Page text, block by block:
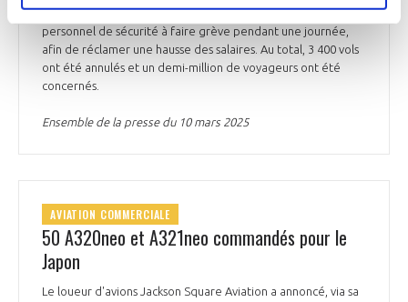
personnel au sol, les manutentionnaires de bagages et le
personnel de sécurité à faire grève pendant une journée,
afin de réclamer une hausse des salaires. Au total, 3 400 vols
ont été annulés et un demi-million de voyageurs ont été
concernés.
Ensemble de la presse du 10 mars 2025
AVIATION COMMERCIALE
50 A320neo et A321neo commandés pour le
Japon
Le loueur d'avions Jackson Square Aviation a annoncé, via sa